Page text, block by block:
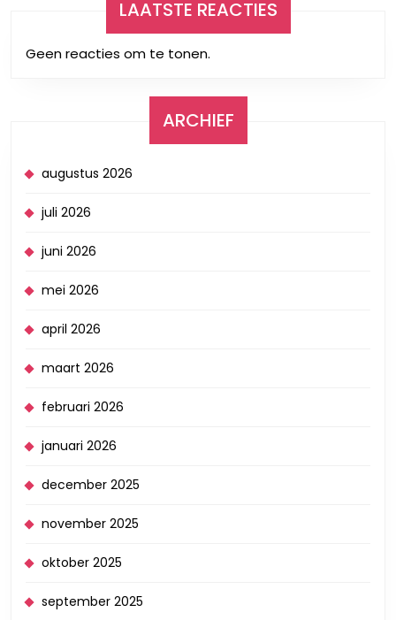
LAATSTE REACTIES
Geen reacties om te tonen.
ARCHIEF
augustus 2026
juli 2026
juni 2026
mei 2026
april 2026
maart 2026
februari 2026
januari 2026
december 2025
november 2025
oktober 2025
september 2025